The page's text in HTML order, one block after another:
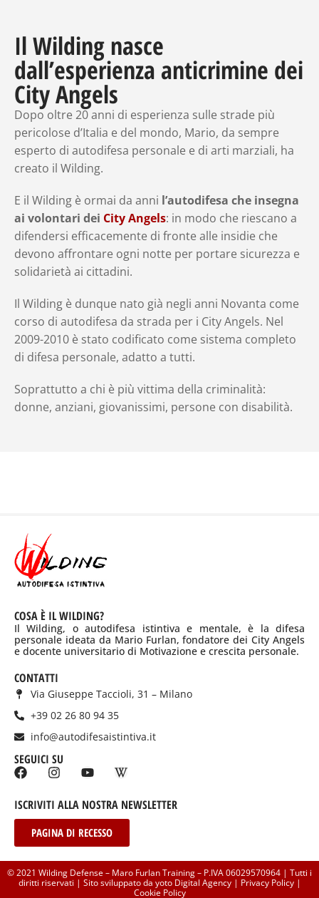
Il Wilding nasce
dall’esperienza anticrimine dei
City Angels
Dopo oltre 20 anni di esperienza sulle strade più
pericolose d’Italia e del mondo, Mario, da sempre
esperto di autodifesa personale e di arti marziali, ha
creato il Wilding.
E il Wilding è ormai da anni l’autodifesa che insegna
ai volontari dei City Angels: in modo che riescano a
difendersi efficacemente di fronte alle insidie che
devono affrontare ogni notte per portare sicurezza e
solidarietà ai cittadini.
Il Wilding è dunque nato già negli anni Novanta come
corso di autodifesa da strada per i City Angels. Nel
2009-2010 è stato codificato come sistema completo
di difesa personale, adatto a tutti.
Soprattutto a chi è più vittima della criminalità:
donne, anziani, giovanissimi, persone con disabilità.
Per ricevere maggiori informazioni
Contattaci!
COSA È IL WILDING?
Il Wilding, o autodifesa istintiva e mentale, è la difesa
personale ideata da Mario Furlan, fondatore dei City Angels
e docente universitario di Motivazione e crescita personale.
CONTATTI
Via Giuseppe Taccioli, 31 – Milano
+39 02 26 80 94 35
info@autodifesaistintiva.it
SEGUICI SU
ISCRIVITI ALLA NOSTRA NEWSLETTER
PAGINA DI RECESSO
© 2021 Wilding Defense – Maro Furlan Training – P.IVA 06029570964 | Tutti i
diritti riservati | Sito sviluppato da yoto Digital Agency | Privacy Policy|
Cookie Policy